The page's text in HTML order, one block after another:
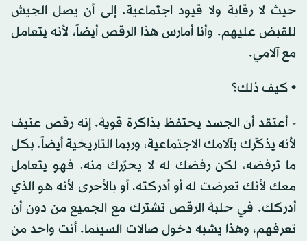
حيث لا رقابة ولا قيود اجتماعية. إلى أن يصل الجيش
للقبض عليهم. وأنا أمارس هذا الرقص أيضاً، لأنه يتعامل
مع آلامي.
• كيف ذلك؟
- أعتقد أن الجسد يحتفظ بذاكرة قوية. إنه رقص عنيف
لأنه يذكّرك بآلامك الاجتماعية، وربما التاريخية أيضاً. بكل
ما ترفضه، لكن رفضك له لا يحرّرك منه. فهو يتعامل
معك لأنك تعرضت له أو أدركته، أو بالأحرى لأنه هو الذي
أدركك. في حلبة الرقص تشترك مع الجميع من دون أن
تعرفهم، وهذا يشبه دخول صالات السينما. أنت واحد من